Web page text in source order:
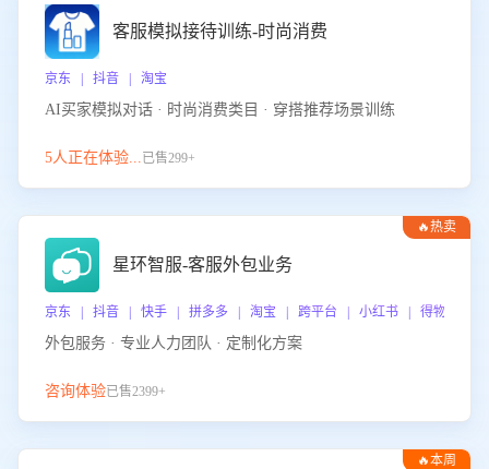
客服模拟接待训练-时尚消费
京东 | 抖音 | 淘宝
AI买家模拟对话 · 时尚消费类目 · 穿搭推荐场景训练
5人正在体验...已售299+
🔥热卖
星环智服-客服外包业务
京东 | 抖音 | 快手 | 拼多多 | 淘宝 | 跨平台 | 小红书 | 得物 | 企
外包服务 · 专业人力团队 · 定制化方案
咨询体验已售2399+
🔥本周